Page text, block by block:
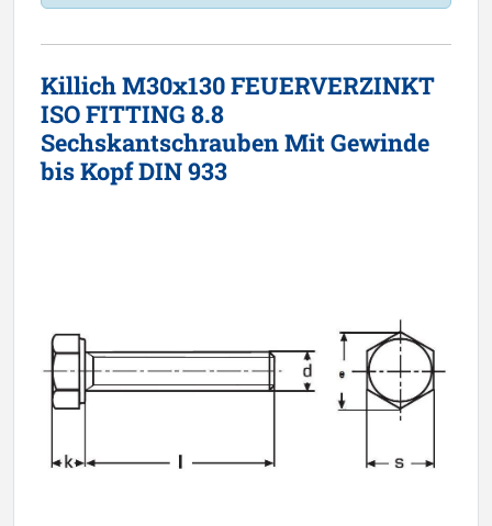
Killich M30x130 FEUERVERZINKT
ISO FITTING 8.8
Sechskantschrauben Mit Gewinde
bis Kopf DIN 933